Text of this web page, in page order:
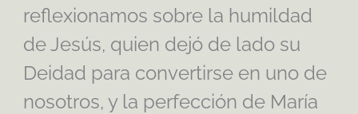
reflexionamos sobre la humildad
de Jesús, quien dejó de lado su
Deidad para convertirse en uno de
nosotros, y la perfección de María